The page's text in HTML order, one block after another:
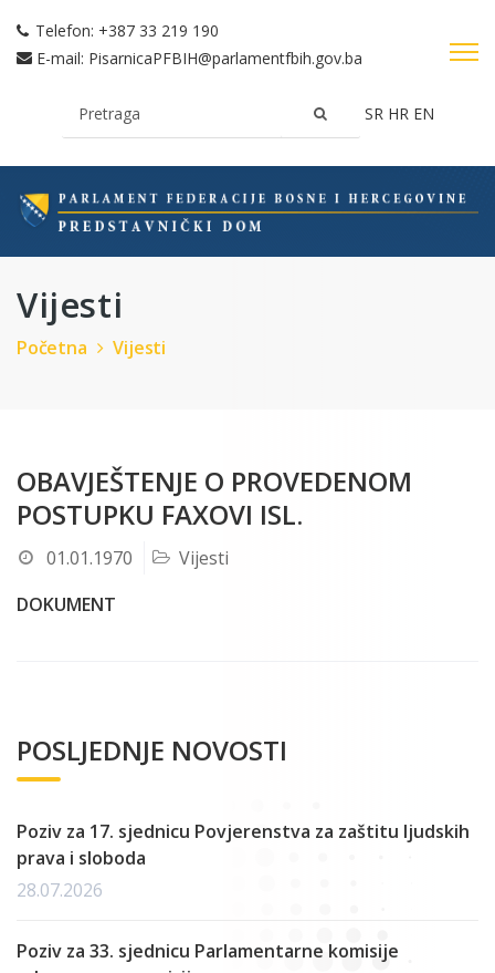
Telefon: +387 33 219 190
E-mail: PisarnicaPFBIH@parlamentfbih.gov.ba
SR HR EN
Vijesti
Početna Vijesti
OBAVJEŠTENJE O PROVEDENOM
POSTUPKU FAXOVI ISL.
01.01.1970
Vijesti
DOKUMENT
POSLJEDNJE NOVOSTI
Poziv za 17. sjednicu Povjerenstva za zaštitu ljudskih
prava i sloboda
28.07.2026
Poziv za 33. sjednicu Parlamentarne komisije